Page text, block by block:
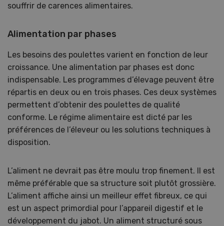
souffrir de carences alimentaires.
Alimentation par phases
Les besoins des poulettes varient en fonction de leur
croissance. Une alimentation par phases est donc
indispensable. Les programmes d’élevage peuvent être
répartis en deux ou en trois phases. Ces deux systèmes
permettent d’obtenir des poulettes de qualité
conforme. Le régime alimentaire est dicté par les
préférences de l’éleveur ou les solutions techniques à
disposition.
L’aliment ne devrait pas être moulu trop finement. Il est
même préférable que sa structure soit plutôt grossière.
L’aliment affiche ainsi un meilleur effet fibreux, ce qui
est un aspect primordial pour l’appareil digestif et le
développement du jabot. Un aliment structuré sous